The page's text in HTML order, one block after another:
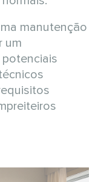
manutenção
um